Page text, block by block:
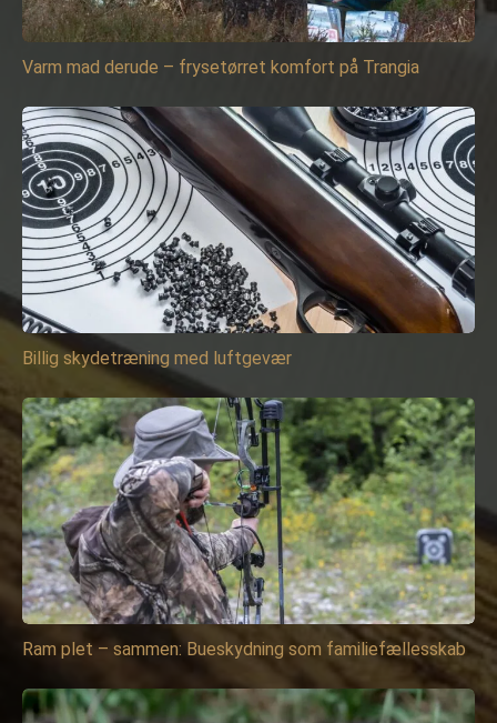
Varm mad derude – frysetørret komfort på Trangia
Billig skydetræning med luftgevær
Ram plet – sammen: Bueskydning som familiefællesskab